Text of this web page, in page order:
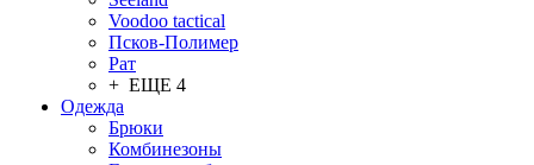
Voodoo tactical
Псков-Полимер
Рат
+ ЕЩЕ 4
Одежда
Брюки
Комбинезоны